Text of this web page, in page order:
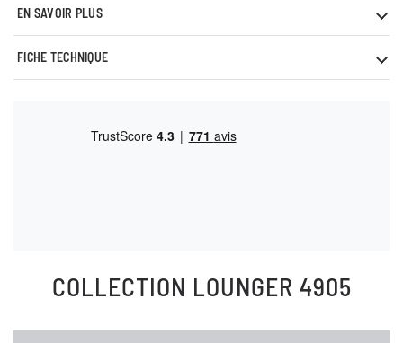
EN SAVOIR PLUS
FICHE TECHNIQUE
COLLECTION LOUNGER 4905